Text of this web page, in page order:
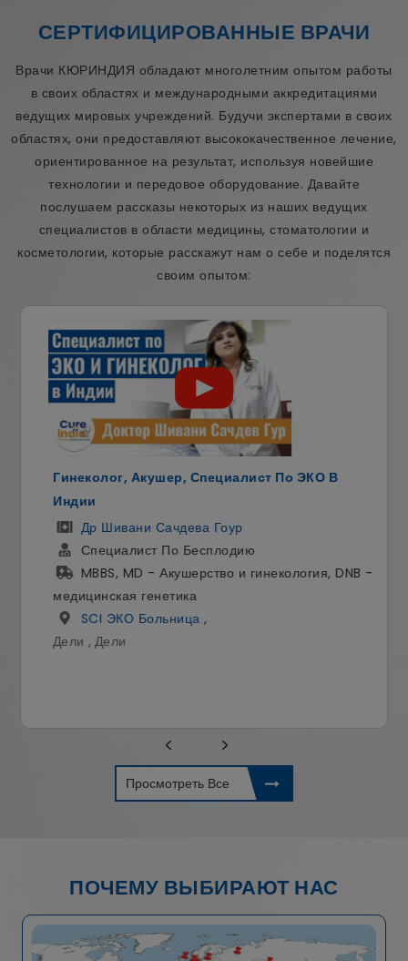
СЕРТИФИЦИРОВАННЫЕ ВРАЧИ
Врачи КЮРИНДИЯ обладают многолетним опытом работы
в своих областях и международными аккредитациями
ведущих мировых учреждений. Будучи экспертами в своих
областях, они предоставляют высококачественное лечение,
ориентированное на результат, используя новейшие
технологии и передовое оборудование. Давайте
послушаем рассказы некоторых из наших ведущих
специалистов в области медицины, стоматологии и
косметологии, которые расскажут нам о себе и поделятся
своим опытом:
Гинеколог, Акушер, Специалист По ЭКО В
Индии
Др Шивани Сачдева Гоур
Специалист По Бесплодию
MBBS, MD - Акушерство и гинекология, DNB -
медицинская генетика
SCI ЭКО Больница ,
Дели , Дели
Просмотреть Все
ПОЧЕМУ ВЫБИРАЮТ НАС